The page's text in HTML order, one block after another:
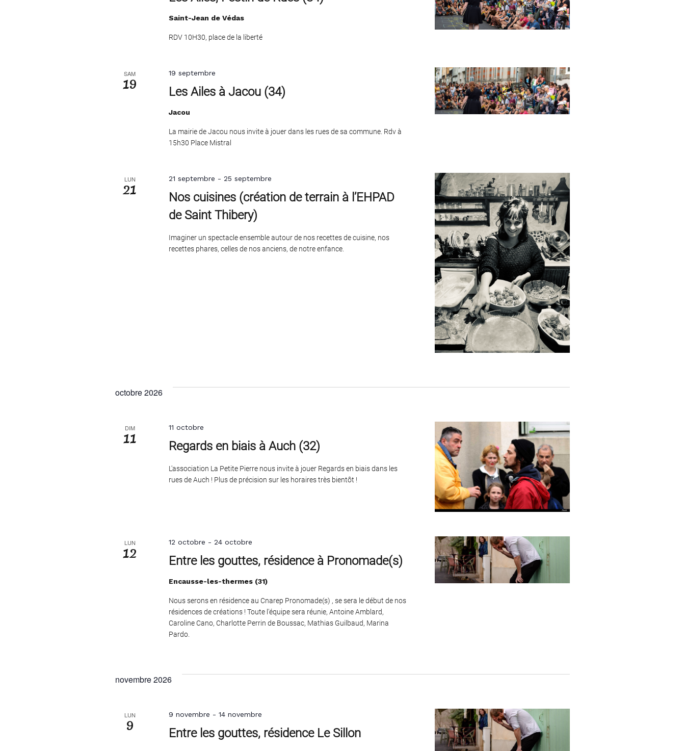
Saint-Jean de Védas
RDV 10H30, place de la liberté
SAM
19 Les Ailes à Jacou (34)
19 septembre
Jacou
La mairie de Jacou nous invite à jouer dans les rues de sa commune. Rdv à
15h30 Place Mistral
LUN
21
Nos cuisines (création de terrain à l’EHPAD
de Saint Thibery)
21 septembre - 25 septembre
Imaginer un spectacle ensemble autour de nos recettes de cuisine, nos
recettes phares, celles de nos anciens, de notre enfance.
octobre 2026
DIM
11 Regards en biais à Auch (32)
11 octobre
L'association La Petite Pierre nous invite à jouer Regards en biais dans les
rues de Auch ! Plus de précision sur les horaires très bientôt !
LUN
12 Entre les gouttes, résidence à Pronomade(s)
12 octobre - 24 octobre
Encausse-les-thermes (31)
Nous serons en résidence au Cnarep Pronomade(s) , se sera le début de nos
résidences de créations ! Toute l'équipe sera réunie, Antoine Amblard,
Caroline Cano, Charlotte Perrin de Boussac, Mathias Guilbaud, Marina
Pardo.
novembre 2026
LUN
9 Entre les gouttes, résidence Le Sillon
9 novembre - 14 novembre